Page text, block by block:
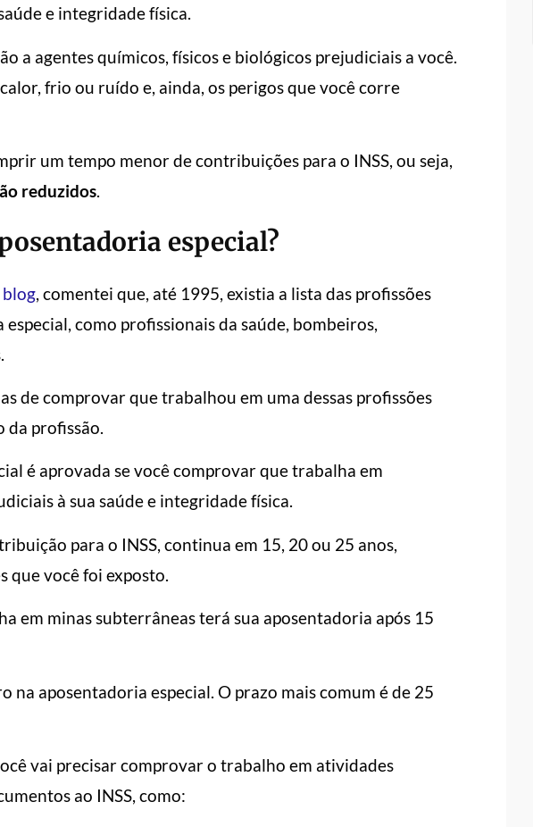
e integridade física.
a agentes químicos, físicos e biológicos prejudiciais a você.
frio ou ruído e, ainda, os perigos que você corre
um tempo menor de contribuições para o INSS, ou seja,
reduzidos.
especial?
, comentei que, até 1995, existia a lista das profissões
como profissionais da saúde, bombeiros,
de comprovar que trabalhou em uma dessas profissões
da profissão.
é aprovada se você comprovar que trabalha em
à sua saúde e integridade física.
para o INSS, continua em 15, 20 ou 25 anos,
que você foi exposto.
em minas subterrâneas terá sua aposentadoria após 15
na aposentadoria especial. O prazo mais comum é de 25
vai precisar comprovar o trabalho em atividades
ao INSS, como: